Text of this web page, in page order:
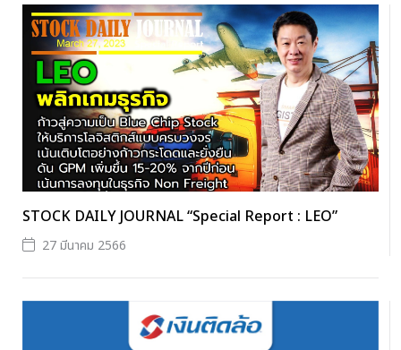
STOCK DAILY JOURNAL “Special Report : LEO”
27 มีนาคม 2566